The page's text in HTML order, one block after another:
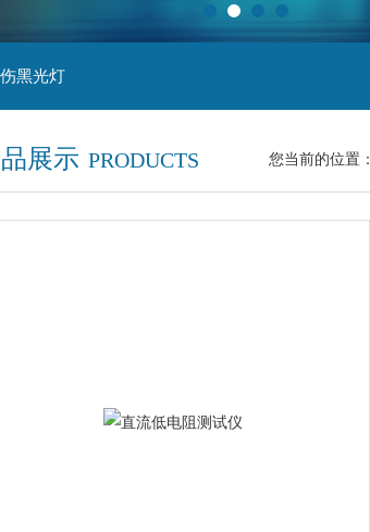
黑光灯
展示 PRODUCTS 您当前的位置：